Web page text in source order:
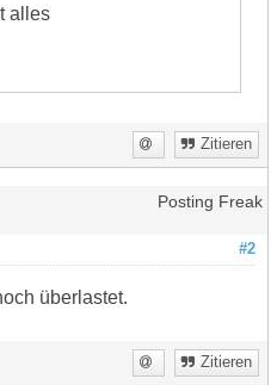
alles
Zitieren
Posting Freak
#2
überlastet.
Zitieren